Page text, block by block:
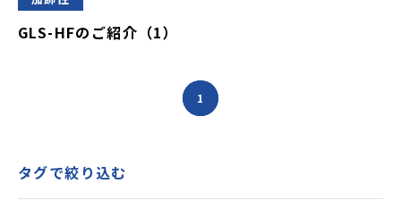
GLS-HFのご紹介（1）
1
タグで絞り込む